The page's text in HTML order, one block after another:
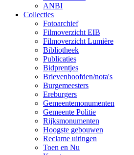
ANBI
Collecties
Fotoarchief
Filmoverzicht EIB
Filmoverzicht Lumière
Bibliotheek
Publicaties
Bidprentjes
Brievenhoofden/nota's
Burgemeesters
Ereburgers
Gemeentemonumenten
Gemeente Politie
Rijksmonumenten
Hoogste gebouwen
Reclame uitingen
Toen en Nu